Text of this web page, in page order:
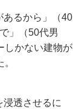
あるから」（40
」（50代男
しかない建物が
透させるに